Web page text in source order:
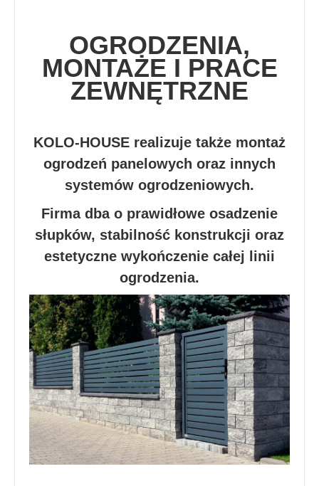
OGRODZENIA,
MONTAŻE I PRACE
ZEWNĘTRZNE
KOLO-HOUSE realizuje także montaż
ogrodzeń panelowych oraz innych
systemów ogrodzeniowych.
Firma dba o prawidłowe osadzenie
słupków, stabilność konstrukcji oraz
estetyczne wykończenie całej linii
ogrodzenia.